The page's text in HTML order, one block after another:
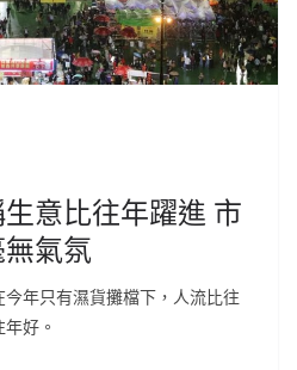
意比往年躍進 市
氣氛
年只有濕貨攤檔下，人流比往
好。